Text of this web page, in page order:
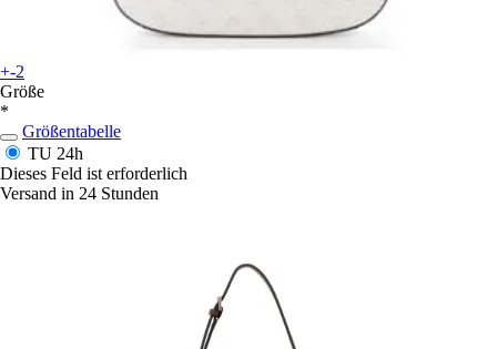
+-2
Größe
*
Größentabelle
TU 24h
Dieses Feld ist erforderlich
Versand in 24 Stunden